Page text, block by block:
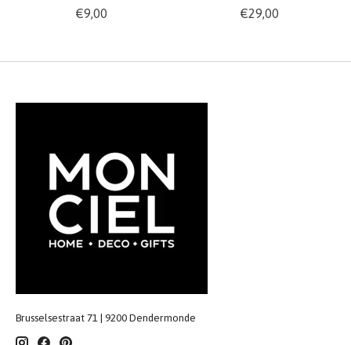
€9,00
€29,00
Brusselsestraat 71 | 9200 Dendermonde